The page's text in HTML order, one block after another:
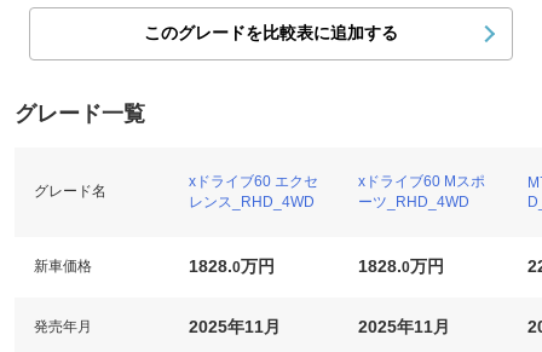
このグレードを比較表に追加する
グレード一覧
グレード名
xドライブ60 エクセ
レンス_RHD_4WD
xドライブ60 Mスポ
ーツ_RHD_4WD
新車価格 1828.0万円 1828.0万円
発売年月 2025年11月 2025年11月